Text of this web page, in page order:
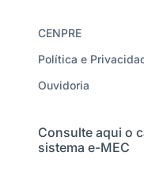
CENPRE
Política e
Ouvidoria
Consulte aqui o
sistema e-MEC